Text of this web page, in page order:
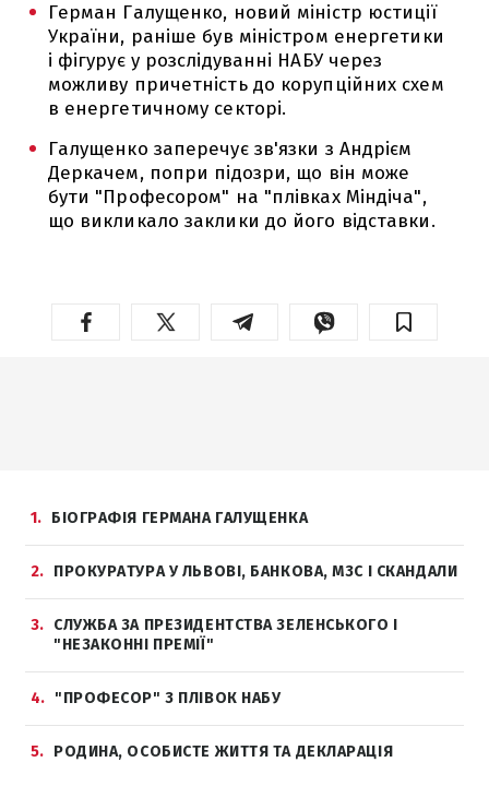
Герман Галущенко, новий міністр юстиції
України, раніше був міністром енергетики
і фігурує у розслідуванні НАБУ через
можливу причетність до корупційних схем
в енергетичному секторі.
Галущенко заперечує зв'язки з Андрієм
Деркачем, попри підозри, що він може
бути "Професором" на "плівках Міндіча",
що викликало заклики до його відставки.
1 БІОГРАФІЯ ГЕРМАНА ГАЛУЩЕНКА
2 ПРОКУРАТУРА У ЛЬВОВІ, БАНКОВА, МЗС І СКАНДАЛИ
3
СЛУЖБА ЗА ПРЕЗИДЕНТСТВА ЗЕЛЕНСЬКОГО І
"НЕЗАКОННІ ПРЕМІЇ"
4 "ПРОФЕСОР" З ПЛІВОК НАБУ
5 РОДИНА, ОСОБИСТЕ ЖИТТЯ ТА ДЕКЛАРАЦІЯ